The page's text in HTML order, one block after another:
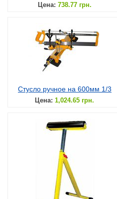
Цена: 738.77 грн.
Стусло ручное на 600мм 1/3
Цена: 1,024.65 грн.